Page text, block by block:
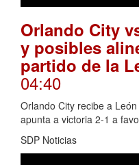
Orlando City
y posibles
partido de la
04:40
Orlando City recibe a
apunta a victoria 2-1 a
SDP Noticias